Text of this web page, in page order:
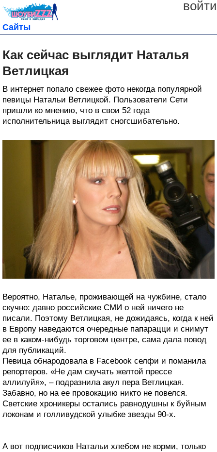
войти
Сайты
Как сейчас выглядит Наталья
Ветлицкая
В интернет попало свежее фото некогда популярной
певицы Натальи Ветлицкой. Пользователи Сети
пришли ко мнению, что в свои 52 года
исполнительница выглядит сногсшибательно.
Вероятно, Наталье, проживающей на чужбине, стало
скучно: давно российские СМИ о ней ничего не
писали. Поэтому Ветлицкая, не дожидаясь, когда к ней
в Европу наведаются очередные папарацци и снимут
ее в каком-нибудь торговом центре, сама дала повод
для публикаций.
Певица обнародовала в Facebook селфи и поманила
репортеров. «Не дам скучать желтой прессе
аллилуйя», – подразнила акул пера Ветлицкая.
Забавно, но на ее провокацию никто не повелся.
Светские хроникеры остались равнодушны к буйным
локонам и голливудской улыбке звезды 90-х.
А вот подписчиков Натальи хлебом не корми, только